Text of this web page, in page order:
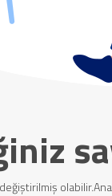
değiştirilmiş